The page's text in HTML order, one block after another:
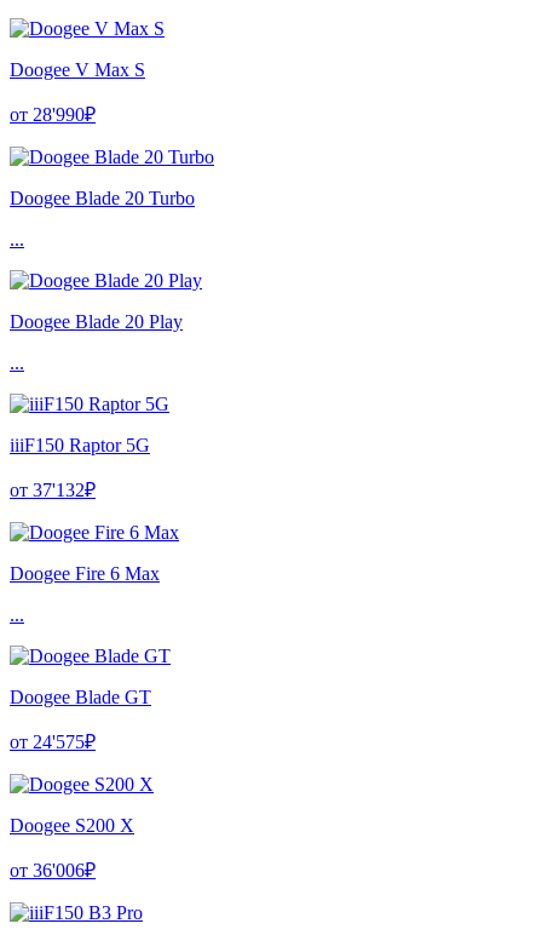
Doogee V Max S
от 28'990₽
Doogee Blade 20 Turbo
...
Doogee Blade 20 Play
...
iiiF150 Raptor 5G
от 37'132₽
Doogee Fire 6 Max
...
Doogee Blade GT
от 24'575₽
Doogee S200 X
от 36'006₽